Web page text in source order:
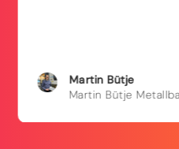
Martin Bütje
Martin Bütje